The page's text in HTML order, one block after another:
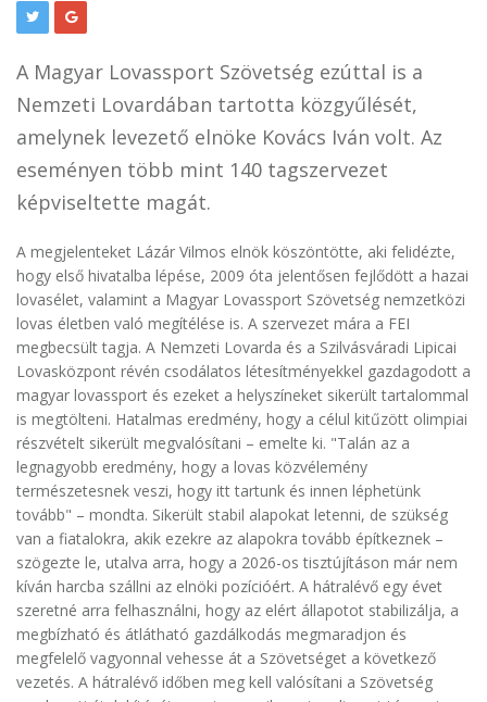
A Magyar Lovassport Szövetség ezúttal is a
Nemzeti Lovardában tartotta közgyűlését,
amelynek levezető elnöke Kovács Iván volt. Az
eseményen több mint 140 tagszervezet
képviseltette magát.
A megjelenteket Lázár Vilmos elnök köszöntötte, aki felidézte,
hogy első hivatalba lépése, 2009 óta jelentősen fejlődött a hazai
lovasélet, valamint a Magyar Lovassport Szövetség nemzetközi
lovas életben való megítélése is. A szervezet mára a FEI
megbecsült tagja. A Nemzeti Lovarda és a Szilvásváradi Lipicai
Lovasközpont révén csodálatos létesítményekkel gazdagodott a
magyar lovassport és ezeket a helyszíneket sikerült tartalommal
is megtölteni. Hatalmas eredmény, hogy a célul kitűzött olimpiai
részvételt sikerült megvalósítani – emelte ki. "Talán az a
legnagyobb eredmény, hogy a lovas közvélemény
természetesnek veszi, hogy itt tartunk és innen léphetünk
tovább" – mondta. Sikerült stabil alapokat letenni, de szükség
van a fiatalokra, akik ezekre az alapokra tovább építkeznek –
szögezte le, utalva arra, hogy a 2026-os tisztújításon már nem
kíván harcba szállni az elnöki pozícióért. A hátralévő egy évet
szeretné arra felhasználni, hogy az elért állapotot stabilizálja, a
megbízható és átlátható gazdálkodás megmaradjon és
megfelelő vagyonnal vehesse át a Szövetséget a következő
vezetés. A hátralévő időben meg kell valósítani a Szövetség